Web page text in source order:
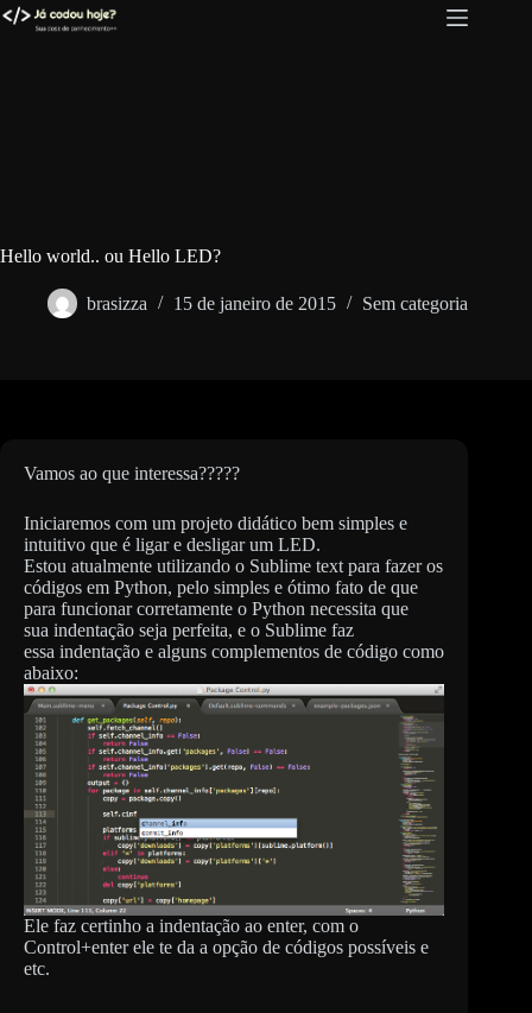
Pular
para
Hello world.. ou Hello LED?
brasizza 15 de janeiro de 2015 Sem categoria
Vamos ao que interessa?????
Iniciaremos com um projeto didático bem simples e
intuitivo que é ligar e desligar um LED.
Estou atualmente utilizando o Sublime text para fazer os
códigos em Python, pelo simples e ótimo fato de que
para funcionar corretamente o Python necessita que
sua indentação seja perfeita, e o Sublime faz
essa indentação e alguns complementos de código como
abaixo:
Ele faz certinho a indentação ao enter, com o
Control+enter ele te da a opção de códigos possíveis e
etc.